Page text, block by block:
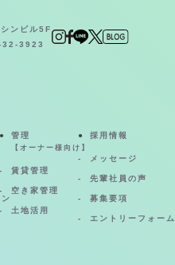
ンビル5F
32-3923
管理
【オーナー様向け】
賃貸管理
空き家管理
土地活用
採用情報
メッセージ
先輩社員の声
募集要項
エントリーフォーム